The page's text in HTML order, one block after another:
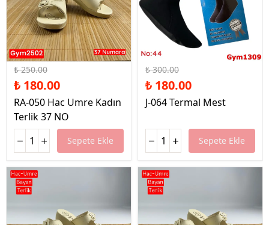
%28 İndirim
₺ 250.00
₺ 180.00
RA-050 Hac Umre Kadın
Terlik 37 NO
Sepete Ekle
%40 İndirim
₺ 300.00
₺ 180.00
J-064 Termal Mest
Sepete Ekle